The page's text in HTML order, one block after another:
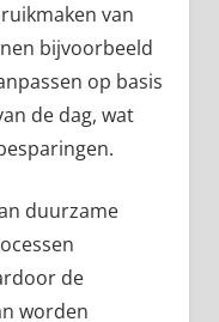
van
bijvoorbeeld
op basis
de dag, wat
duurzame
de
worden